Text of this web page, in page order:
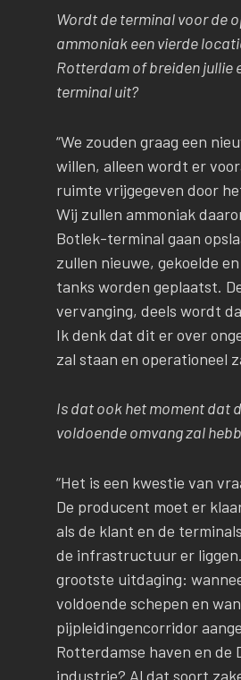
Wordt de terminal voor de
ammoniak een vierde
Rotterdam of breiden jullie
terminal uit?
“We zouden graag een
willen, alleen wordt er
ruimte vrijgegeven door
Wij zullen ammoniak
Botlek-terminal gaan
zullen nieuwe, gekoelde
tanks worden geplaatst.
vervanging, deels wordt
Ik denk dat dit er over
zal staan en operationeel
Is dat ook het moment dat
voldoende omvang zal
“Het is een kwestie van
De producent moet er
als de klant en de
de infrastructuur er
grootste uitdaging:
voldoende schepen en
pijpleidingencorridor
Rotterdamse haven en de
industrie? Al dat soort